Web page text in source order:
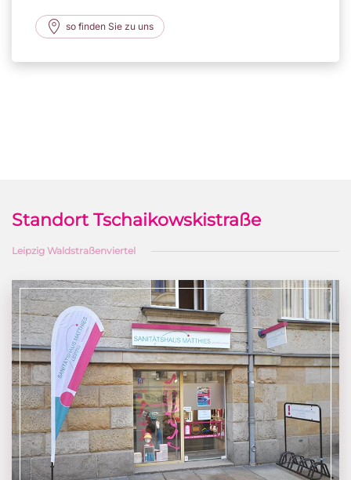
so finden Sie zu uns
Standort Tschaikowskistraße
Leipzig Waldstraßenviertel